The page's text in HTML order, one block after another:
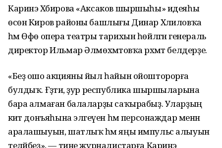
Каринэ Хәбирова «Аксаков шыршыһы» идеяһы
өсөн Киров районы башлығы Динар Хәлиловҡа
һәм Өфө опера театры тарихын һөйләгән генераль
директор Ильмар Әлмөхәмәтовҡа рәхмәт белдерҙе.
«Беҙ ошо акцияны йыл һайын ойошторорға
булдыҡ. Ғәҙәти, ҙур республика шыршыларына
бара алмаған балаларҙы саҡырабыҙ. Уларҙың
әкиәт донъяһына эләгеүен һәм персонаждар менән
аралашыуын, шатлыҡ һәм яңы импульс алыуын
теләйбеҙ», — тине журналистарға Каринэ